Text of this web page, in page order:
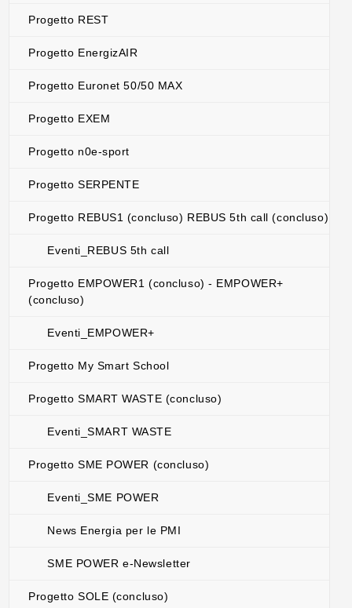
Progetto REST
Progetto EnergizAIR
Progetto Euronet 50/50 MAX
Progetto EXEM
Progetto n0e-sport
Progetto SERPENTE
Progetto REBUS1 (concluso) REBUS 5th call (concluso)
Eventi_REBUS 5th call
Progetto EMPOWER1 (concluso) - EMPOWER+
(concluso)
Eventi_EMPOWER+
Progetto My Smart School
Progetto SMART WASTE (concluso)
Eventi_SMART WASTE
Progetto SME POWER (concluso)
Eventi_SME POWER
News Energia per le PMI
SME POWER e-Newsletter
Progetto SOLE (concluso)